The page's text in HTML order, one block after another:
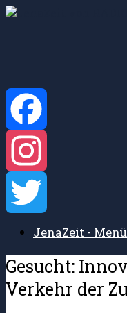
Zum
Facebook
Instagram
TwitterJenaZeit - Menü
Gesucht:
Verkehr der